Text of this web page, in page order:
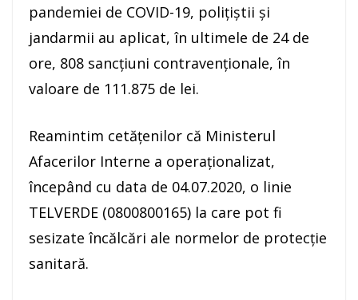
pandemiei de COVID-19, polițiștii și
jandarmii au aplicat, în ultimele de 24 de
ore, 808 sancţiuni contravenţionale, în
valoare de 111.875 de lei.
Reamintim cetățenilor că Ministerul
Afacerilor Interne a operaționalizat,
începând cu data de 04.07.2020, o linie
TELVERDE (0800800165) la care pot fi
sesizate încălcări ale normelor de protecție
sanitară.